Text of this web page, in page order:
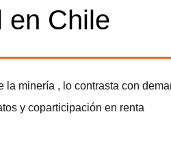
en Chile
la minería , lo contrasta con
y coparticipación en renta